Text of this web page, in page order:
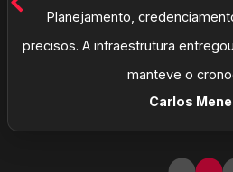
Planejamento,
precisos. A infraestrutura
manteve o
Carlos